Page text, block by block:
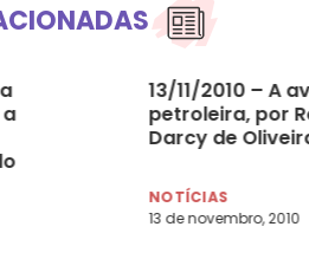
13/11/2010 – A
petroleira, por
Darcy de
NOTÍCIAS
13 de novembro, 2010